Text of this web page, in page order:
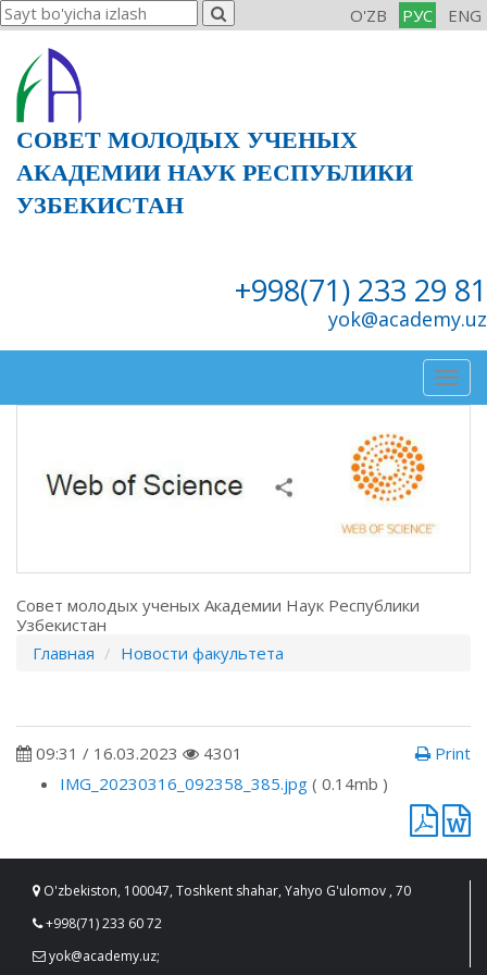
O'ZB РУС ENG
СОВЕТ МОЛОДЫХ УЧЕНЫХ
АКАДЕМИИ НАУК РЕСПУБЛИКИ
УЗБЕКИСТАН
+998(71) 233 29 81
yok@academy.uz
Совет молодых ученых Академии Наук Республики
Узбекистан
Главная
Новости факультета
09:31 / 16.03.2023 4301
Print
IMG_20230316_092358_385.jpg ( 0.14mb )
O'zbekiston, 100047, Toshkent shahar, Yahyo G'ulomov , 70
+998(71) 233 60 72
yok@academy.uz;